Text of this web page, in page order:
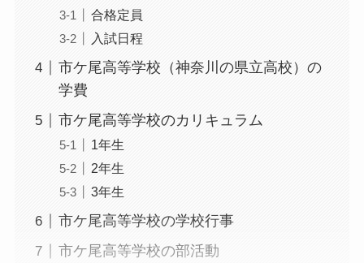
合格定員
入試日程
市ケ尾高等学校（神奈川の県立高校）の
学費
市ケ尾高等学校のカリキュラム
1年生
2年生
3年生
市ケ尾高等学校の学校行事
市ケ尾高等学校の部活動